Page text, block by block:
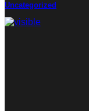
Uncategorized